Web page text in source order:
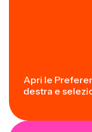
Apri le
destra e